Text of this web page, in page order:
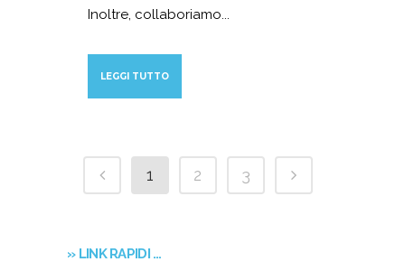
Inoltre, collaboriamo...
LEGGI TUTTO
1 2 3
» LINK RAPIDI …